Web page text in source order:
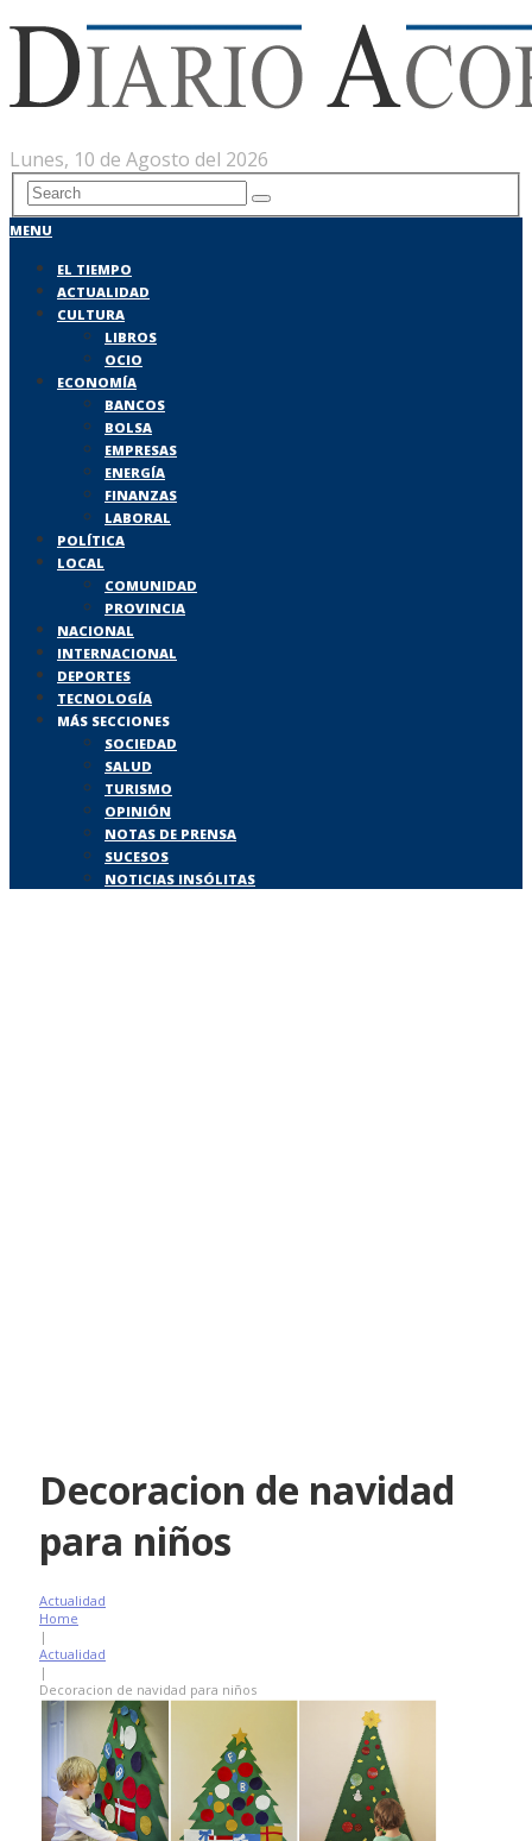
Lunes, 10 de Agosto del 2026
MENU
EL TIEMPO
ACTUALIDAD
CULTURA
LIBROS
OCIO
ECONOMÍA
BANCOS
BOLSA
EMPRESAS
ENERGÍA
FINANZAS
LABORAL
POLÍTICA
LOCAL
COMUNIDAD
PROVINCIA
NACIONAL
INTERNACIONAL
DEPORTES
TECNOLOGÍA
MÁS SECCIONES
SOCIEDAD
SALUD
TURISMO
OPINIÓN
NOTAS DE PRENSA
SUCESOS
NOTICIAS INSÓLITAS
Decoracion de navidad
para niños
Actualidad
Home
|
Actualidad
|
Decoracion de navidad para niños